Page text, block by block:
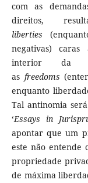
com as
direitos,
liberties
negativas)
interior da
as freedoms
enquanto
Tal antinomia
‘Essays in
apontar que um
este não entende
propriedade
de máxima